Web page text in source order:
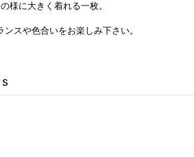
様に大きく着れる一枚。
ンスや色合いをお楽しみ下さい。